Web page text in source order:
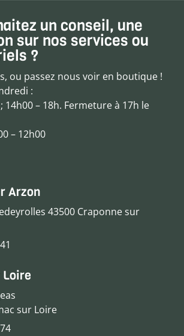
un conseil, une
sur nos services ou
?
ou passez nous voir en boutique !
:
14h00 – 18h. Fermeture à 17h le
– 12h00
Arzon
43500 Craponne sur
Loire
sur Loire